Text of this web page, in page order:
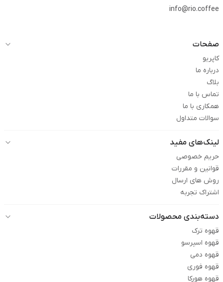
info@rio.coffee
صفحات
کاپریو
درباره ما
بلاگ
تماس با ما
همکاری با ما
سوالات متداول
لینک‌های مفید
حریم خصوصی
قوانین و مقررات
روش های ارسال
اشتراک تجربه
دسته‌بندی محصولات
قهوه ترک
قهوه اسپرسو
قهوه دمی
قهوه فوری
قهوه هورکا